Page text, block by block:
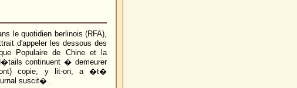
le quotidien berlinois (RFA),
d'appeler les dessous des
Populaire de Chine et la
continuent � demeurer
copie, y lit-on, a �t�
suscit�.